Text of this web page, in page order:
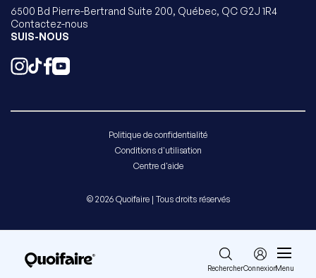
RechercherConnexionMenu
6500 Bd Pierre-Bertrand Suite 200, Québec, QC G2J 1R4
Contactez-nous
SUIS-NOUS
Politique de confidentialité
Conditions d'utilisation
Centre d'aide
© 2026 Quoifaire | Tous droits réservés